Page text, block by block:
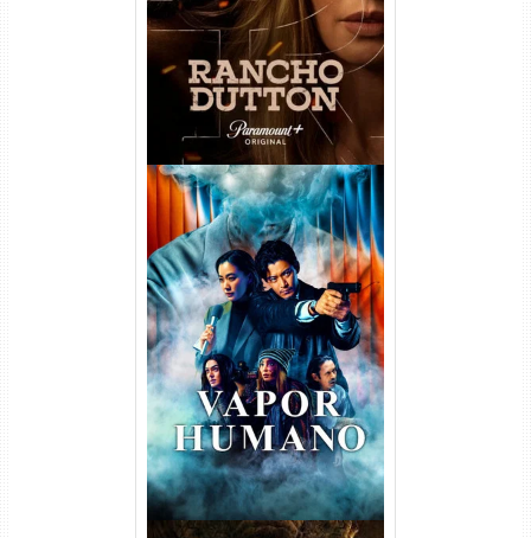
WEB-DL 1080p Dual Áudio
Vapor Humano 1ª Temporada
Torrent (2026) WEB-DL 1080p
Dual Áudio